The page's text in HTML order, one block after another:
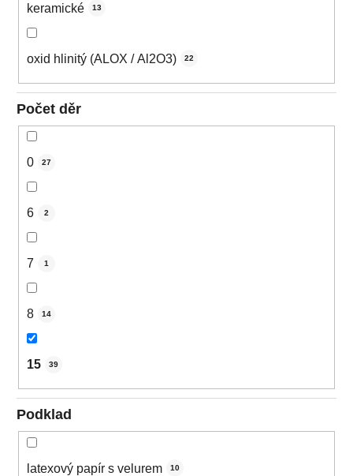
keramické 13
oxid hlinitý (ALOX / Al2O3) 22
Počet děr
0 27
6 2
7 1
8 14
15 39
Podklad
latexový papír s velurem 10